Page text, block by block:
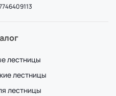
лестницы
лестницы
лестницы